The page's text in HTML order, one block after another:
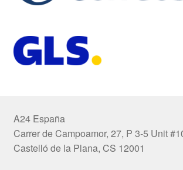
A24 España
Carrer de Campoamor, 27, P 3-5 Unit
Castelló de la Plana, CS 12001